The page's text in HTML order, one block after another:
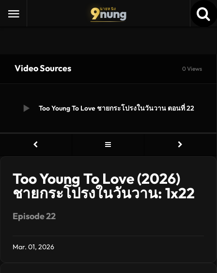
9นายหนัง
nung
Video Sources 0 Views
Too Young To Love ชายกระโปรงในวันวาน ตอนที่ 22
Too Young To Love (2026)
ชายกระโปรงในวันวาน: 1x22
Episode 22
Mar. 01, 2026